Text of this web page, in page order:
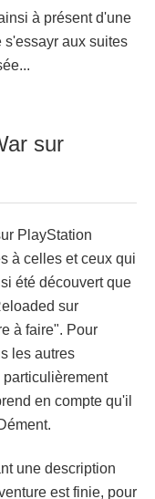
à présent d'une
s'essayr aux suites
sur
PlayStation
à celles et ceux qui
été découvert que
sur
à faire". Pour
les autres
en compte qu'il
une description
est finie, pour